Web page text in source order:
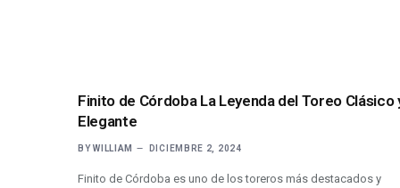
Finito de Córdoba La Leyenda del Toreo Clásico
Elegante
BY WILLIAM DICIEMBRE 2, 2024
Finito de Córdoba es uno de los toreros más destacados y